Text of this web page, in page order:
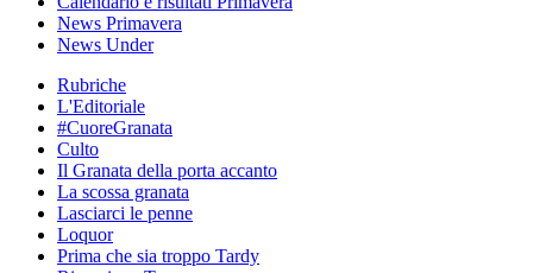
News Primavera
News Under
Rubriche
L'Editoriale
#CuoreGranata
Culto
Il Granata della porta accanto
La scossa granata
Lasciarci le penne
Loquor
Prima che sia troppo Tardy